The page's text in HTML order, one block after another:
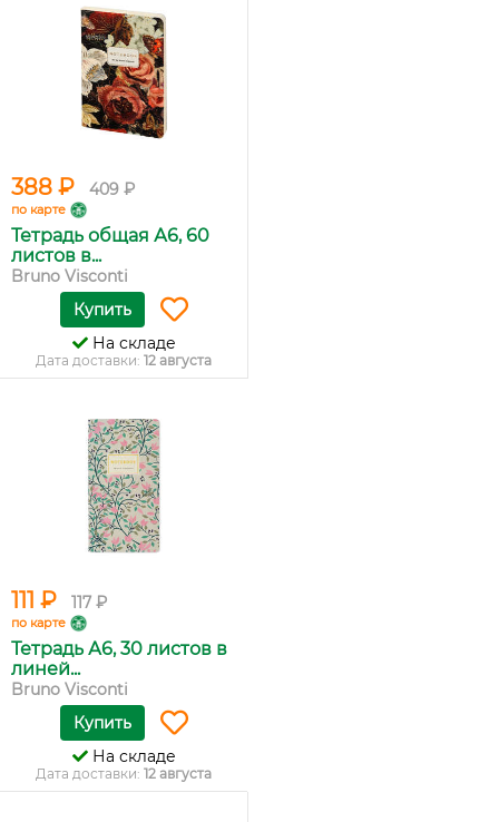
388 ₽ 409 ₽
по карте
Тетрадь общая А6, 60
листов в...
Bruno Visconti
Купить
На складе
Дата доставки: 12 августа
111 ₽ 117 ₽
по карте
Тетрадь А6, 30 листов в
линей...
Bruno Visconti
Купить
На складе
Дата доставки: 12 августа